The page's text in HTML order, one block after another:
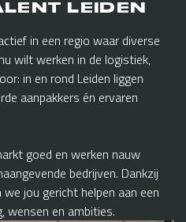
LEIDEN
in een regio waar diverse
wilt werken in de logistiek,
in en rond Leiden liggen
aanpakkers én ervaren
goed en werken nauw
bedrijven. Dankzij
jou gericht helpen aan een
wensen en ambities.